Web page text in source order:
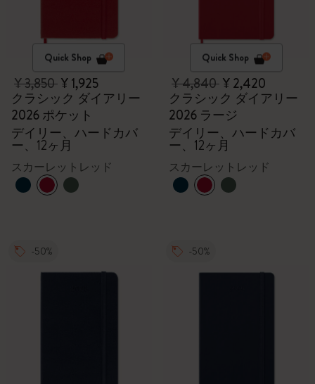
Quick Shop
¥ 3,850¥ 1,925
クラシック ダイアリー
2026 ポケット
デイリー、ハードカバ
ー、12ヶ月
スカーレットレッド
Quick Shop
¥ 4,840¥ 2,420
クラシック ダイアリー
2026 ラージ
デイリー、ハードカバ
ー、12ヶ月
スカーレットレッド
-50% -50%